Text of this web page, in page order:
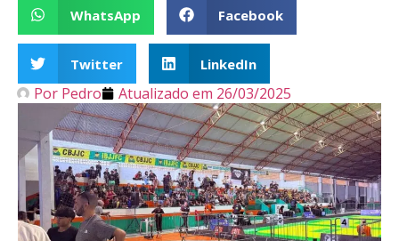
WhatsApp Facebook
Twitter LinkedIn
Por Pedro Atualizado em 26/03/2025